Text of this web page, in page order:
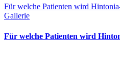
Für welche Patienten wird
Gallerie
Für welche Patienten wird